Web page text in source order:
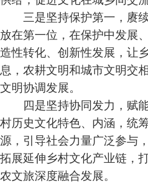
三是坚持保护第一，赓
放在第一位，在保护中发展
造性转化、创新性发展，让
息，农耕文明和城市文明交
文明协调发展。
四是坚持协同发力，赋
村历史文化特色、内涵，统
源，引导社会力量广泛参与
拓展延伸乡村文化产业链，
农文旅深度融合发展。